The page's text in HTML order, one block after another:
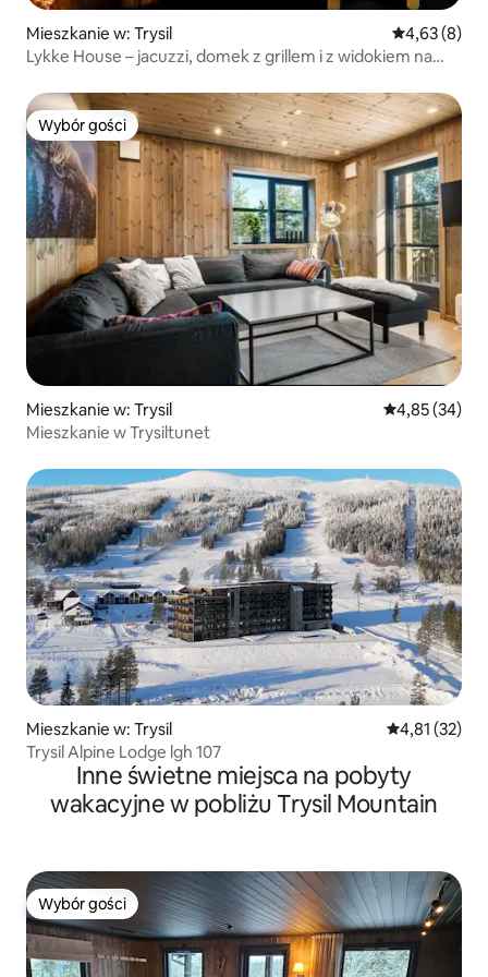
Mieszkanie w: Trysil Średnia
4,63 (8)
Lykke House – jacuzzi, domek z grillem i z widokiem na
Wybór gości
Wybór gości
Mieszkanie w: Trysil Średnia
4,85 (34)
Mieszkanie w Trysiltunet
Mieszkanie w: Trysil Średnia
4,81 (32)
Trysil Alpine Lodge lgh 107
Inne świetne miejsca na pobyty
wakacyjne w pobliżu Trysil Mountain
Wybór gości
Wybór gości